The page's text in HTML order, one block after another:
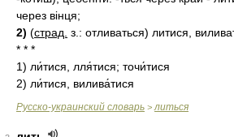
через вінця;
2) (страд. з.: отливаться) литися,
* * *
1) ли́тися, лля́тися; точи́тися
2) ли́тися, вилива́тися
Русско-украинский словарь > литься